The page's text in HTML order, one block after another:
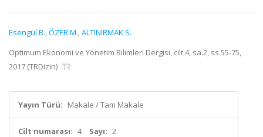
Esengül B.,ÖZER M.,ALTINIRMAK S.
Optimum Ekonomi ve Yönetim Bilimleri Dergisi, cilt.4, sa.2, ss.55-75,
2017 (TRDizin)
Yayın Türü: Makale / Tam Makale
Cilt numarası: 4 Sayı: 2